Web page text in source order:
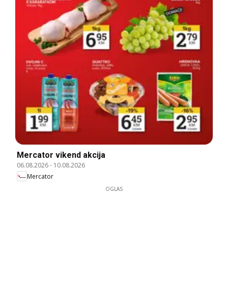
Mercator vikend akcija
06.08.2026- 10.08.2026
Mercator
OGLAS